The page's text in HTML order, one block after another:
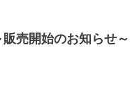
売開始のお知らせ～